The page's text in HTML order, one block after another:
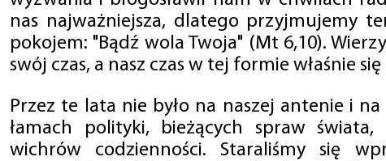
nas najważniejsza, dlatego przyjmujemy
pokojem: "Bądź wola Twoja" (Mt 6,10).
swój czas, a nasz czas w tej formie właśnie się
Przez te lata nie było na naszej antenie i
łamach polityki, bieżących spraw świata,
wichrów codzienności. Staraliśmy się